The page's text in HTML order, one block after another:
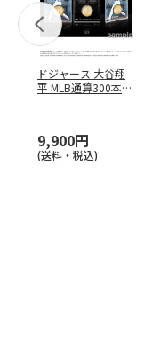
ドジャース 大谷翔
平 MLB通算300本塁
9,900円
(送料・税込)